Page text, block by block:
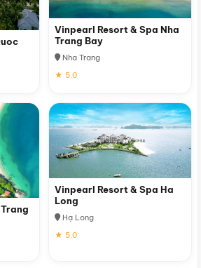
Vinpearl Resort & Spa Nha
Trang Bay
Nha Trang
★ 5.0
Vinpearl Resort & Spa Ha
Long
Hạ Long
★ 5.0